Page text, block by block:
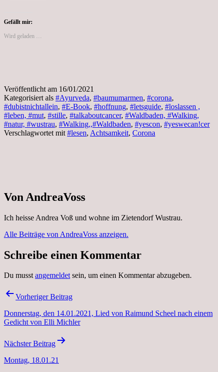
Gefällt mir:
Wird geladen …
Veröffentlicht am 16/01/2021
Kategorisiert als #Ayurveda, #baumumarmen, #corona,
#dubistnichtallein, #E-Book, #hoffnung, #letsguide, #loslassen ,
#leben, #mut, #stille, #talkaboutcancer, #Waldbaden, #Walking,
#natur, #wustrau, #Walking,,#Waldbaden, #yescon, #yeswecan!cer
Verschlagwortet mit #lesen, Achtsamkeit, Corona
Von AndreaVoss
Ich heisse Andrea Voß und wohne im Zietendorf Wustrau.
Alle Beiträge von AndreaVoss anzeigen.
Schreibe einen Kommentar
Du musstangemeldetsein, um einen Kommentar abzugeben.
Beitragsnavigation
Vorheriger Beitrag
Donnerstag, den 14.01.2021, Lied von Raimund Scheel nach einem
Gedicht von Elli Michler
Nächster Beitrag
Montag, 18.01.21